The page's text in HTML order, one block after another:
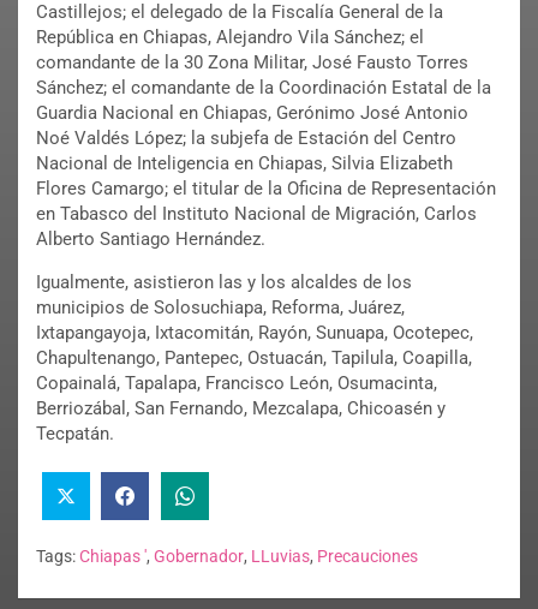
Castillejos; el delegado de la Fiscalía General de la
República en Chiapas, Alejandro Vila Sánchez; el
comandante de la 30 Zona Militar, José Fausto Torres
Sánchez; el comandante de la Coordinación Estatal de la
Guardia Nacional en Chiapas, Gerónimo José Antonio
Noé Valdés López; la subjefa de Estación del Centro
Nacional de Inteligencia en Chiapas, Silvia Elizabeth
Flores Camargo; el titular de la Oficina de Representación
en Tabasco del Instituto Nacional de Migración, Carlos
Alberto Santiago Hernández.
Igualmente, asistieron las y los alcaldes de los
municipios de Solosuchiapa, Reforma, Juárez,
Ixtapangayoja, Ixtacomitán, Rayón, Sunuapa, Ocotepec,
Chapultenango, Pantepec, Ostuacán, Tapilula, Coapilla,
Copainalá, Tapalapa, Francisco León, Osumacinta,
Berriozábal, San Fernando, Mezcalapa, Chicoasén y
Tecpatán.
Tags:Chiapas ', Gobernador, LLuvias, Precauciones